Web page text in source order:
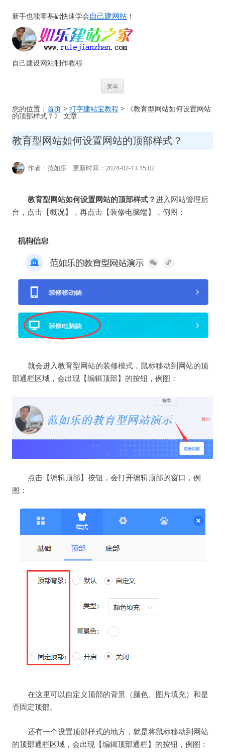
新手也能零基础快速学会自己建网站 ！
自己建设网站制作教程
菜单
您的位置： 首页 > 打字建站宝教程 > 《教育型网站如何设置网站
的顶部样式？》 文章
教育型网站如何设置网站的顶部样式？
作者：范如乐 更新时间：2024-02-13 15:02
教育型网站如何设置网站的顶部样式？进入网站管理后
台，点击【概况】，再点击【装修电脑端】，例图：
就会进入教育型网站的装修模式， 鼠标移动到网站的顶
部通栏区域，会出现【编辑顶部】的按钮，例图：
点击【编辑顶部】按钮，会打开编辑顶部的窗口，例
图：
在这里可以自定义顶部的背景（颜色、图片填充）和是
否固定顶部。
还有一个设置顶部样式的地方，就是将鼠标移动到网站
的顶部通栏区域，会出现【编辑顶部通栏】的按钮，例图：